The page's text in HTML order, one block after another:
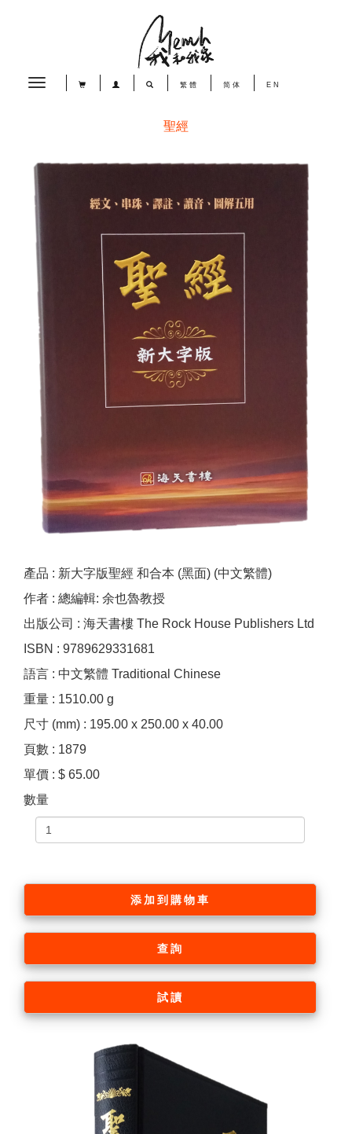
Toggle
繁體 简体 EN
聖經
產品 : 新大字版聖經 和合本 (黑面) (中文繁體)
作者 : 總編輯: 余也魯教授
出版公司 : 海天書樓 The Rock House Publishers Ltd
ISBN : 9789629331681
語言 : 中文繁體 Traditional Chinese
重量 : 1510.00 g
尺寸 (mm) : 195.00 x 250.00 x 40.00
頁數 : 1879
單價 : $ 65.00
數量
添加到購物車
查詢
試讀